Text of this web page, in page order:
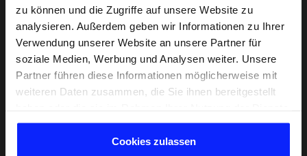
zu können und die Zugriffe auf unsere Website zu
analysieren. Außerdem geben wir Informationen zu Ihrer
Verwendung unserer Website an unsere Partner für
soziale Medien, Werbung und Analysen weiter. Unsere
Partner führen diese Informationen möglicherweise mit
weiteren Daten zusammen, die Sie ihnen bereitgestellt
gesammelt haben.
Cookies zulassen